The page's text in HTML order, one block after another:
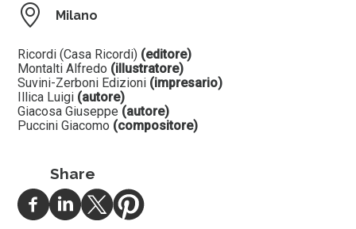
Milano
Ricordi (Casa Ricordi) (editore)
Montalti Alfredo (illustratore)
Suvini-Zerboni Edizioni (impresario)
Illica Luigi (autore)
Giacosa Giuseppe (autore)
Puccini Giacomo (compositore)
Share